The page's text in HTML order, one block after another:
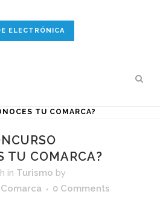
ELECTRÓNICA
TU COMARCA?
TU COMARCA?
in Turismo by
0 Comments